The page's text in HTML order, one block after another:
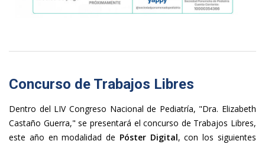
Concurso de Trabajos Libres
Dentro del LIV Congreso Nacional de Pediatría, "Dra. Elizabeth
Castaño Guerra," se presentará el concurso de Trabajos Libres,
este año en modalidad de Póster Digital, con los siguientes